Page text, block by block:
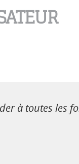
à toutes les